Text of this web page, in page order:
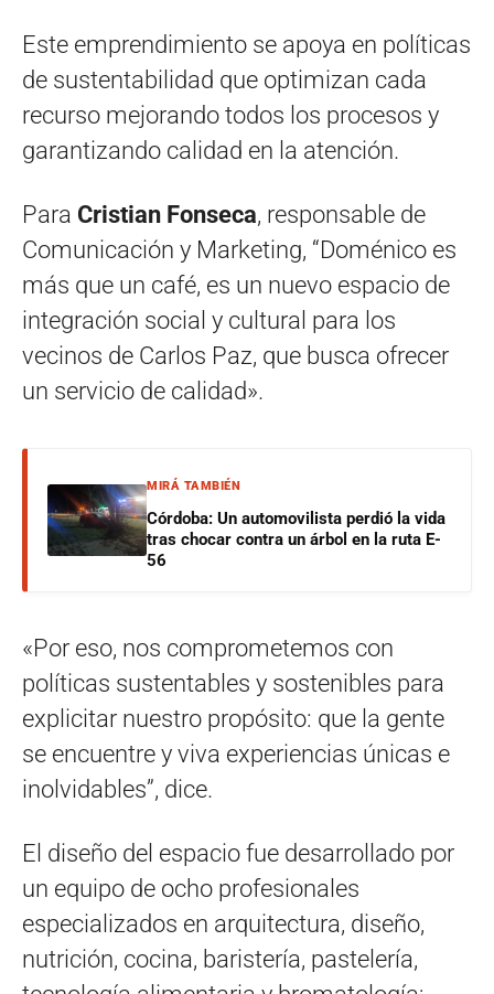
Este emprendimiento se apoya en políticas
de sustentabilidad que optimizan cada
recurso mejorando todos los procesos y
garantizando calidad en la atención.
Para Cristian Fonseca, responsable de
Comunicación y Marketing, “Doménico es
más que un café, es un nuevo espacio de
integración social y cultural para los
vecinos de Carlos Paz, que busca ofrecer
un servicio de calidad».
MIRÁ TAMBIÉN
Córdoba: Un automovilista perdió la vida
tras chocar contra un árbol en la ruta E-
56
«Por eso, nos comprometemos con
políticas sustentables y sostenibles para
explicitar nuestro propósito: que la gente
se encuentre y viva experiencias únicas e
inolvidables”, dice.
El diseño del espacio fue desarrollado por
un equipo de ocho profesionales
especializados en arquitectura, diseño,
nutrición, cocina, baristería, pastelería,